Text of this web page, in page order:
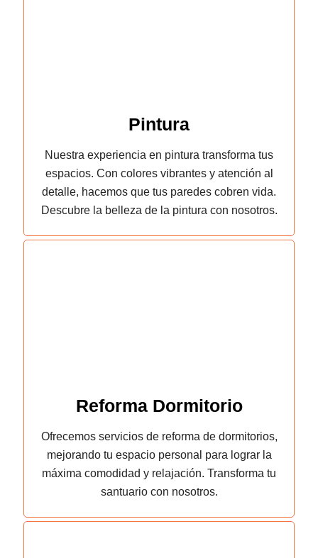
Pintura
Nuestra experiencia en pintura transforma tus
espacios. Con colores vibrantes y atención al
detalle, hacemos que tus paredes cobren vida.
Descubre la belleza de la pintura con nosotros.
Reforma Dormitorio
Ofrecemos servicios de reforma de dormitorios,
mejorando tu espacio personal para lograr la
máxima comodidad y relajación. Transforma tu
santuario con nosotros.